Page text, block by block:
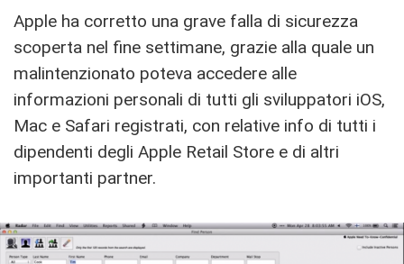
Apple ha corretto una grave falla di sicurezza
scoperta nel fine settimane, grazie alla quale un
malintenzionato poteva accedere alle
informazioni personali di tutti gli sviluppatori iOS,
Mac e Safari registrati, con relative info di tutti i
dipendenti degli Apple Retail Store e di altri
importanti partner.